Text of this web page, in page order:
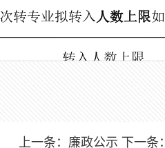
上一条： 廉政公示 下一条：